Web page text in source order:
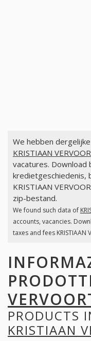
We hebben
KRISTIAAN
vacatures. Download
kredietgeschiedenis,
KRISTIAAN
zip-bestand.
We found such data of
accounts, vacancies.
taxes and fees
PRODUCTS
KRISTIAAN